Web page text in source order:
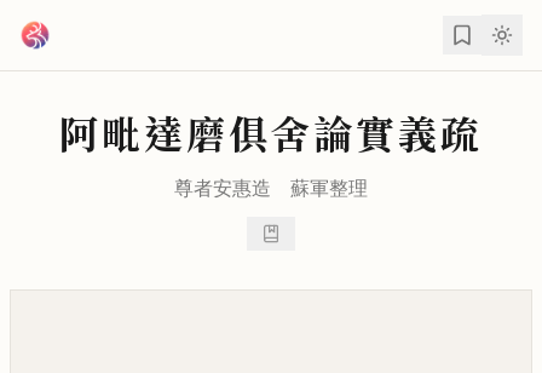
阿毗達磨俱舍論實義疏
尊者安惠造 蘇軍整理